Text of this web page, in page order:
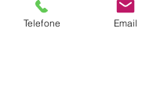
Telefone Email